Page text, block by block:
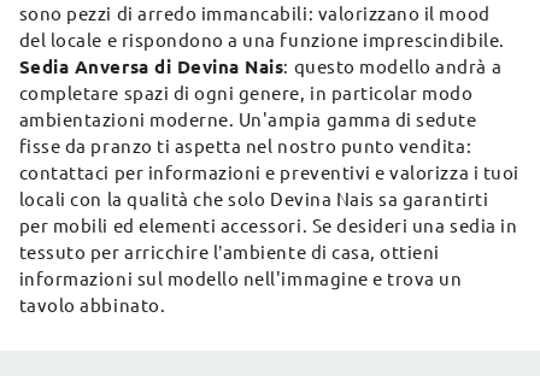
sono pezzi di arredo immancabili: valorizzano il mood
del locale e rispondono a una funzione imprescindibile.
Sedia Anversa di Devina Nais: questo modello andrà a
completare spazi di ogni genere, in particolar modo
ambientazioni moderne. Un'ampia gamma di sedute
fisse da pranzo ti aspetta nel nostro punto vendita:
contattaci per informazioni e preventivi e valorizza i tuoi
locali con la qualità che solo Devina Nais sa garantirti
per mobili ed elementi accessori. Se desideri una sedia in
tessuto per arricchire l’ambiente di casa, ottieni
informazioni sul modello nell'immagine e trova un
tavolo abbinato.